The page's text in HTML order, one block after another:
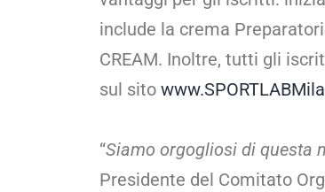
include la crema
CREAM. Inoltre, tutti gli
sul sito
“Siamo orgogliosi di questa
Presidente del Comitato